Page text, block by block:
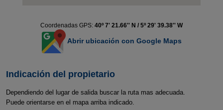
Coordenadas GPS: 40º 7' 21.66'' N / 5º 29' 39.38'' W
Abrir ubicación con Google Maps
Indicación del propietario
Dependiendo del lugar de salida buscar la ruta mas adecuada.
Puede orientarse en el mapa arriba indicado.